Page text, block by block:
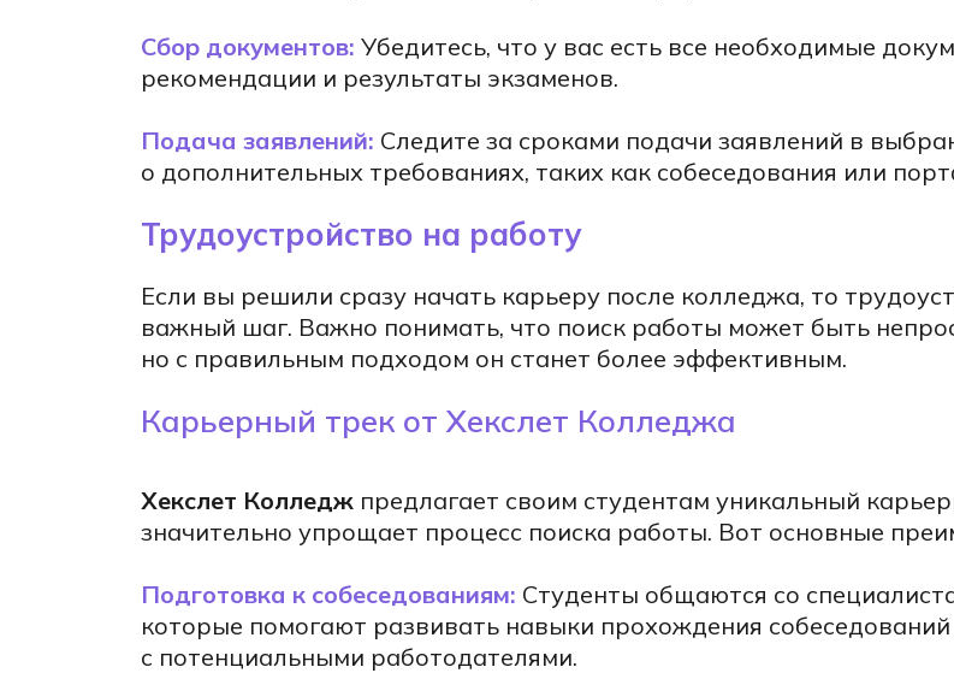
Сбор документов: Убедитесь, что у вас есть все необходимые
рекомендации и результаты экзаменов.
Подача заявлений: Следите за сроками подачи заявлений в
о дополнительных требованиях, таких как собеседования или
Трудоустройство на работу
Если вы решили сразу начать карьеру после колледжа, то
важный шаг. Важно понимать, что поиск работы может быть
но с правильным подходом он станет более эффективным.
Карьерный трек от Хекслет Колледжа
Хекслет Колледж предлагает своим студентам уникальный
значительно упрощает процесс поиска работы. Вот основные
Подготовка к собеседованиям: Студенты общаются со
которые помогают развивать навыки прохождения
с потенциальными работодателями.